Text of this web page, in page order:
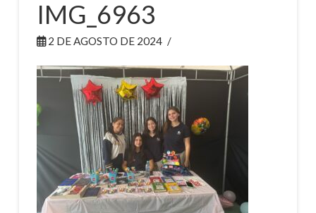
IMG_6963
2 DE AGOSTO DE 2024